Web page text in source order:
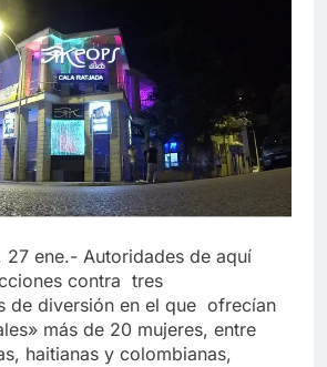
27 ene.- Autoridades de aquí
contra tres
de diversión en el que ofrecían
más de 20 mujeres, entre
haitianas y colombianas,